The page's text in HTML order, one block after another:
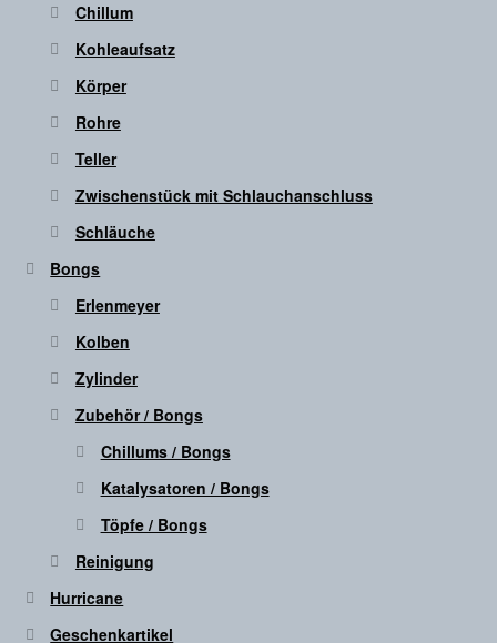
Chillum
Kohleaufsatz
Körper
Rohre
Teller
Zwischenstück mit Schlauchanschluss
Schläuche
Bongs
Erlenmeyer
Kolben
Zylinder
Zubehör / Bongs
Chillums / Bongs
Katalysatoren / Bongs
Töpfe / Bongs
Reinigung
Hurricane
Geschenkartikel